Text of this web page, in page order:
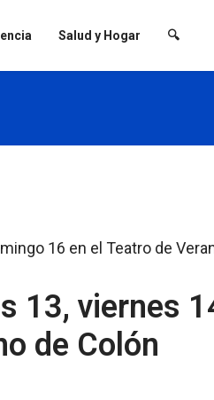
Salud y Hogar 🔍
13, viernes
de Colón